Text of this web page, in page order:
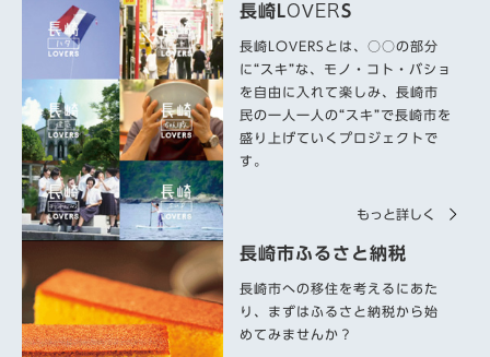
長崎 LOVERS
長崎LOVERSとは、○○の部分
に“スキ”な、モノ・コト・バショ
を自由に入れて楽しみ、長崎市
民の一人一人の“スキ”で長崎市を
盛り上げていくプロジェクトで
す。
もっと詳しく
長崎市ふるさと納税
長崎市への移住を考えるにあた
り、まずはふるさと納税から始
めてみませんか？